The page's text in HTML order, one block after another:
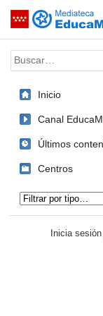
Saltar navegación
Palabra o frase:
Inicio
Canal
Últimos
Centros
Inicia